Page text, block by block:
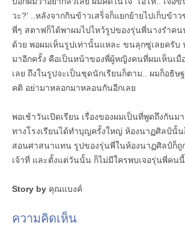
วะ?’ ..หลังจากกินข้าวเสร็จก็แยกย้ายไปเก็บข้า
พี่ๆ สตาฟก็ได้พาผมไปไหว้รูปของรุ่นพี่นางรำค
ด้วย พอผมเห็นรูปเท่านั้นแหละ ขนลุกซู่เลยครับ
มาอีกครั้ง คือเป็นหน้าของพี่ผู้หญิงคนที่ผมเห็นเ
เลย ถึงในรูปจะเป็นชุดนักเรียนก็ตาม.. ผมก็อธิษ
คติ อย่ามาหลอกมาหลอนกันอีกเลย
พอเช้าวันเปิดเรียน เรื่องของผมเป็นที่พูดถึงกันม
ทางโรงเรียนได้ทำบุญครั้งใหญ่ ห้องนาฏศิลป์นั้น
สอนศาสนาแทน รูปของรุ่นพี่ในห้องนาฏศิลป์ก็ถู
เจ้าที่ และตั้งแต่วันนั้น ก็ไม่มีใครพบเจอรุ่นพี่คนนี้
Story by คุณแบงค์
ความคิดเห็น